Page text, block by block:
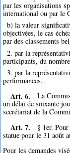
par les organisations
international ou par le
b) la valeur
objectivées, le cas
par des classements
2. par la
participants, du
3. par la
performances.
Art. 6.
La
un délai de soixante
secrétariat de la
Art. 7.
§ 1er.
statue pour le 31 août
Pour les demandes